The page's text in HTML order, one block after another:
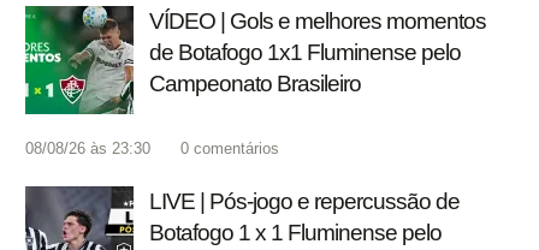
VÍDEO | Gols e melhores momentos
de Botafogo 1x1 Fluminense pelo
Campeonato Brasileiro
08/08/26 às 23:30 0 comentários
LIVE | Pós-jogo e repercussão de
Botafogo 1 x 1 Fluminense pelo